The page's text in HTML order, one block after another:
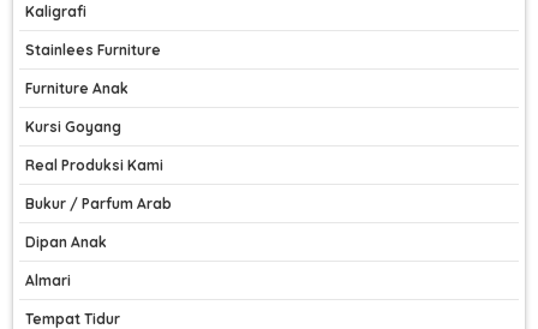
Kaligrafi
Stainlees Furniture
Furniture Anak
Kursi Goyang
Real Produksi Kami
Bukur / Parfum Arab
Dipan Anak
Almari
Tempat Tidur